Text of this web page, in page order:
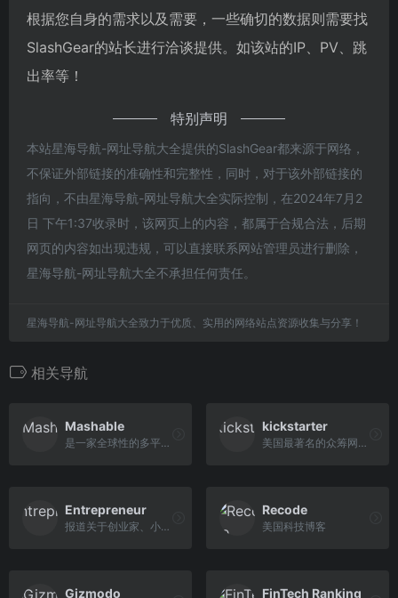
根据您自身的需求以及需要，一些确切的数据则需要找
SlashGear的站长进行洽谈提供。如该站的IP、PV、跳
出率等！
特别声明
本站星海导航-网址导航大全提供的SlashGear都来源于网络，
不保证外部链接的准确性和完整性，同时，对于该外部链接的
指向，不由星海导航-网址导航大全实际控制，在2024年7月2
日 下午1:37收录时，该网页上的内容，都属于合规合法，后期
网页的内容如出现违规，可以直接联系网站管理员进行删除，
星海导航-网址导航大全不承担任何责任。
星海导航-网址导航大全致力于优质、实用的网络站点资源收集与分享！
相关导航
Mashable
是一家全球性的多平台媒体和娱乐公司
kickstarter
美国最著名的众筹网站，致力于支持和激励创新创意活动
Entrepreneur
报道关于创业家、小型企业管...
Recode
美国科技博客
Gizmodo FinTech Ranking